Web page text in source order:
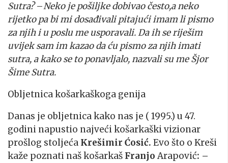
Sutra?–Neko je pošiljke dobivao često,a neko
rijetko pa bi mi dosađivali pitajući imam li pismo
za njih i u poslu me usporavali. Da ih se riješim
uvijek sam im kazao da ću pismo za njih imati
sutra, a kako se to ponavljalo, nazvali su me Šjor
Šime Sutra.
Obljetnica košarkaškoga genija
Danas je obljetnica kako nas je ( 1995.) u 47.
godini napustio najveći košarkaški vizionar
prošlog stoljeća Krešimir Ćosić. Evo što o Kreši
kaže poznati naš košarkaš Franjo Arapović: –